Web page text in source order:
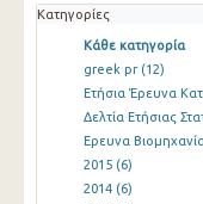
Κατηγορίες
Κάθε κατηγορία
greek pr (12)
Ετήσια Έρευνα
Δελτία Ετήσιας
Ερευνα
2015 (6)
2014 (6)